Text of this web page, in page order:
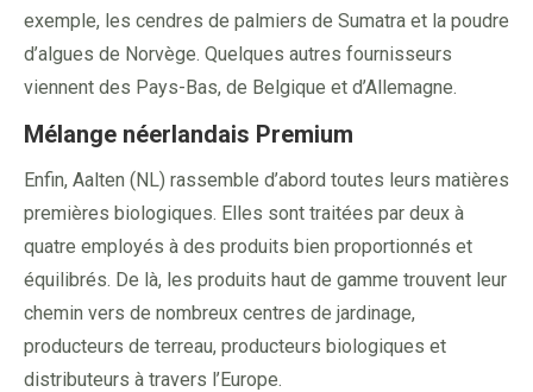
exemple, les cendres de palmiers de Sumatra et la poudre
d’algues de Norvège. Quelques autres fournisseurs
viennent des Pays-Bas, de Belgique et d’Allemagne.
Mélange néerlandais Premium
Enfin, Aalten (NL) rassemble d’abord toutes leurs matières
premières biologiques. Elles sont traitées par deux à
quatre employés à des produits bien proportionnés et
équilibrés. De là, les produits haut de gamme trouvent leur
chemin vers de nombreux centres de jardinage,
producteurs de terreau, producteurs biologiques et
distributeurs à travers l’Europe.